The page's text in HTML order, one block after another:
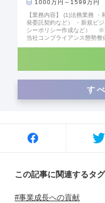
1000万円～1599万円
【業務内容】 (1)法務業務
発委託契約など） ・新規ビ
シーポリシー作成など） ※
当社コンプライアンス態勢
す
この記事に関連するタグ
事業成長への貢献